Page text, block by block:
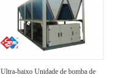
Ultra-baixo Unidade de bomba de